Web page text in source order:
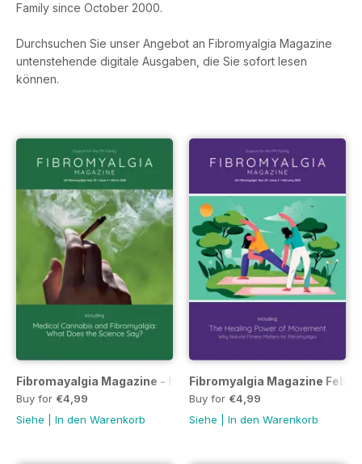
Family since October 2000.
Durchsuchen Sie unser Angebot an Fibromyalgia Magazine
untenstehende digitale Ausgaben, die Sie sofort lesen
können.
Fibromayalgia Magazine - March 2025
Buy for €4,99
Siehe
In den Warenkorb
Fibromyalgia Magazine
Buy for €4,99
Siehe
In den Warenkorb